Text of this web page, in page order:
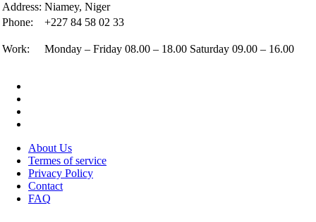
Address: Niamey, Niger
Phone:
+227 84 58 02 33
Work: Monday – Friday 08.00 – 18.00 Saturday 09.00 – 16.00
About Us
Termes of service
Privacy Policy
Contact
FAQ